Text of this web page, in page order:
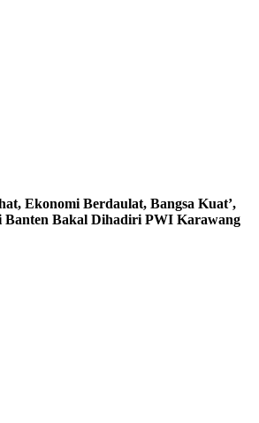
Ekonomi Berdaulat, Bangsa Kuat’,
Banten Bakal Dihadiri PWI Karawang